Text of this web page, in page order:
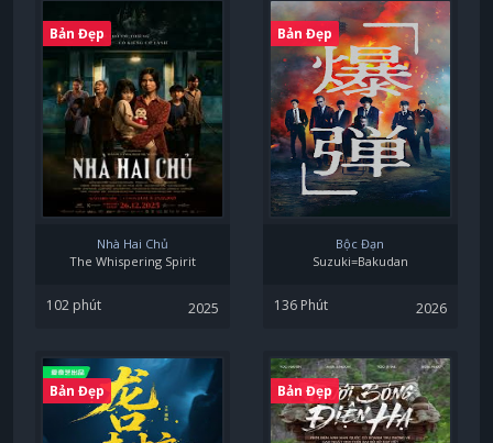
Bản Đẹp
Nhà Hai Chủ
The Whispering Spirit
102 phút 2025
Bản Đẹp
Bộc Đạn
Suzuki=Bakudan
136 Phút 2026
Bản Đẹp Bản Đẹp